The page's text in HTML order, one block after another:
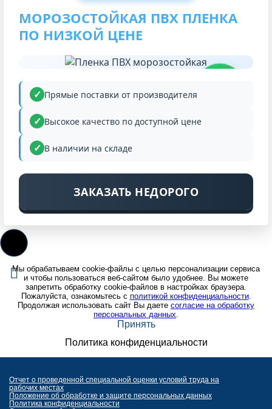
МОРОЗОСТОЙКАЯ ПВХ ПЛЕНКА
ПО НИЗКОЙ ЦЕНЕ
Прямые поставки от производителя
Высокое качество по доступной цене
В наличии на складе
ЗАКАЗАТЬ НЕДОРОГО
Мы обрабатываем cookie-файлы с целью персонализации сервиса
и чтобы пользоваться веб-сайтом было удобнее. Вы можете
запретить обработку cookie-файлов в настройках браузера.
Пожалуйста, ознакомьтесь с политикой конфиденциальности.
Продолжая использовать сайт Вы даете согласие на обработку
персональных данных.
Принять
Политика конфиденциальности
Отчет о проведенной специальной оценки условий труда на
рабочих местах
Положение об обработке и защите персональных данных
Политика конфиденциальности